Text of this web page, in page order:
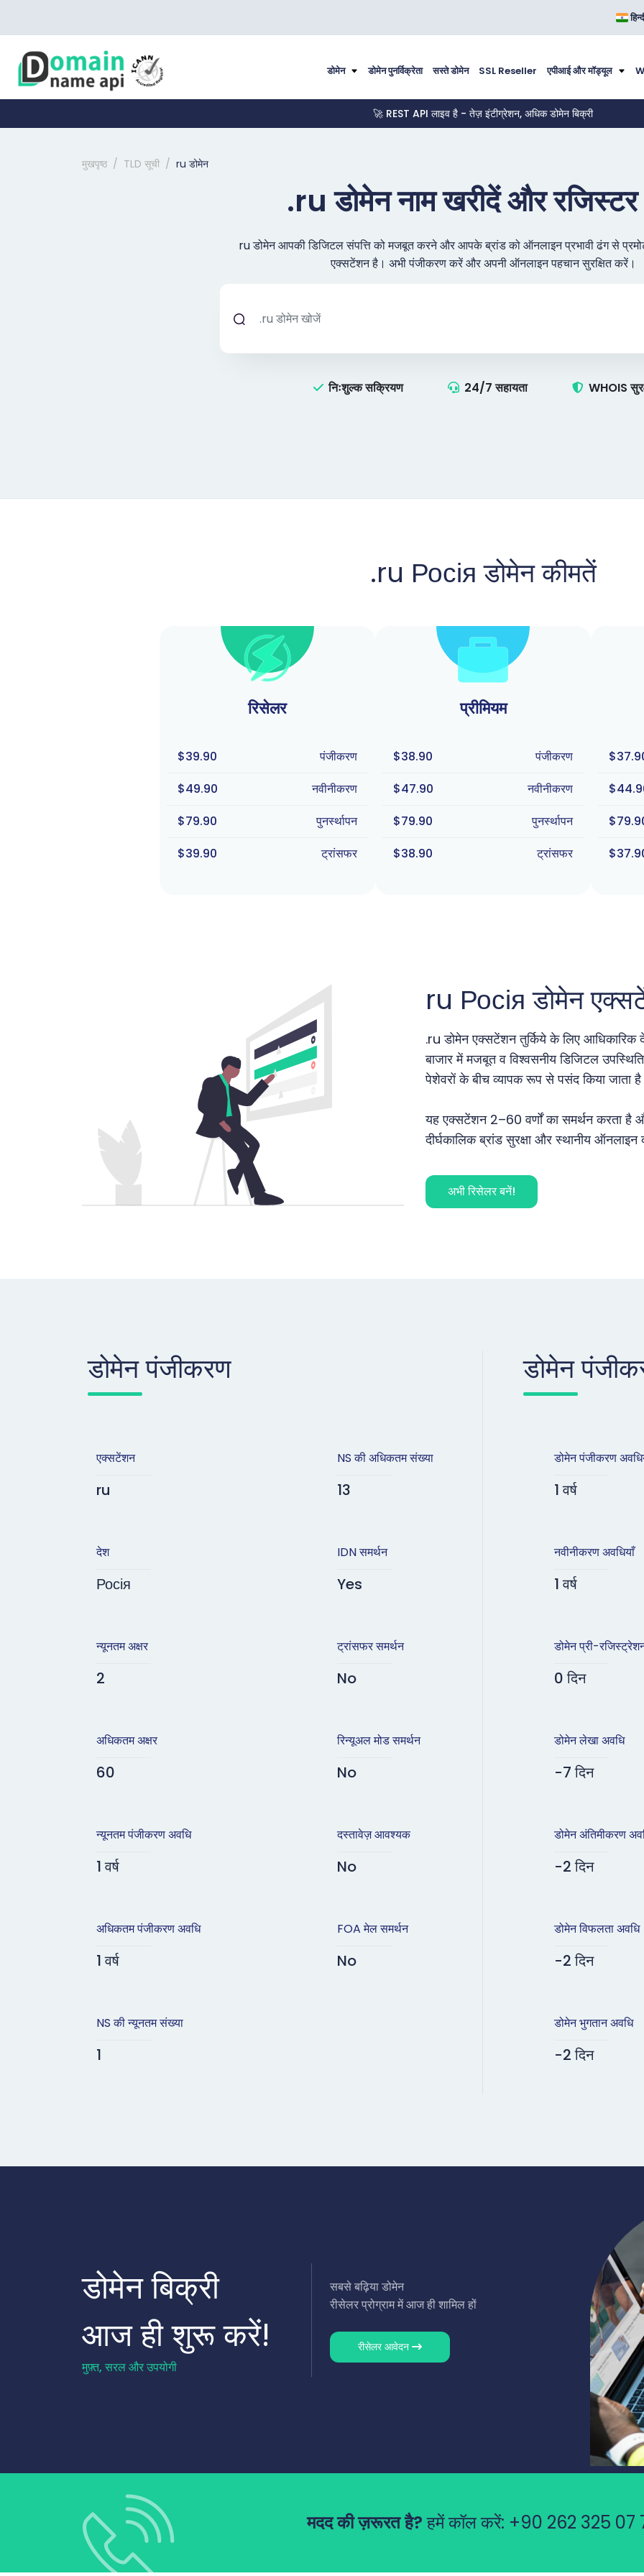
डोमेन डोमेन पुनर्विक्रेता सस्ते डोमेन SSL Reseller एपीआई और मॉड्यूल
🚀 REST API लाइव है - तेज़ इंटीग्रेशन, अधिक डोमेन बिक्री
मुखपृष्ठ TLD सूची ru डोमेन
.ru डोमेन नाम खरीदें और
ru डोमेन आपकी डिजिटल संपत्ति को मजबूत करने और आपके ब्रांड को ऑनलाइन प्रभावी ढंग से
एक्सटेंशन है। अभी पंजीकरण करें और अपनी ऑनलाइन पहचान सुरक्षित करें।
निःशुल्क सक्रियण 24/7 सहायता WHOIS
.ru Росія डोमेन कीमतें
रिसेलर
$39.90
पंजीकरण
$49.90
नवीनीकरण
$79.90
पुनर्स्थापन
$39.90
ट्रांसफर
प्रीमियम
$38.90
पंजीकरण
$47.90
नवीनीकरण
$79.90
पुनर्स्थापन
$38.90
ट्रांसफर
ru Росія डोमेन
.ru डोमेन एक्सटेंशन तुर्किये के लिए
बाजार में मजबूत व विश्वसनीय डिजिटल
पेशेवरों के बीच व्यापक रूप से पसंद किया जाता
यह एक्सटेंशन 2–60 वर्णों का समर्थन करता है
दीर्घकालिक ब्रांड सुरक्षा और स्थानीय
अभी रिसेलर बनें!
डोमेन पंजीकरण
एक्सटेंशन
ru
देश
Росія
न्यूनतम अक्षर
2
अधिकतम अक्षर
60
न्यूनतम पंजीकरण अवधि
1 वर्ष
अधिकतम पंजीकरण अवधि
1 वर्ष
NS की न्यूनतम संख्या
1
NS की अधिकतम संख्या
13
IDN समर्थन
Yes
ट्रांसफर समर्थन
No
रिन्यूअल मोड समर्थन
No
दस्तावेज़ आवश्यक
No
FOA मेल समर्थन
No
डोमेन
डोमेन पंजीकरण
1 वर्ष
नवीनीकरण अवधियाँ
1 वर्ष
डोमेन प्री-
0 दिन
डोमेन लेखा अवधि
-7 दिन
डोमेन अंतिमीकरण
-2 दिन
डोमेन विफलता अवधि
-2 दिन
डोमेन भुगतान अवधि
-2 दिन
डोमेन बिक्री
आज ही शुरू करें!
मुफ़्त, सरल और उपयोगी
सबसे बढ़िया डोमेन
रीसेलर प्रोग्राम में आज ही शामिल हों
रीसेलर आवेदन
मदद की ज़रूरत है?हमें कॉल करें: +90 262 325 07